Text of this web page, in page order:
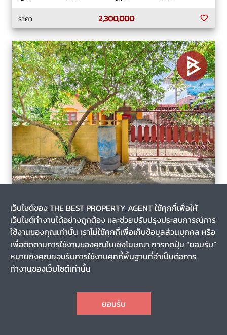
ราคา
2,300,000
รหัส T-146890
ขายบ้านเดี่ยว หมู่บ้านษมาภรณ์ เทพารักษ์ บางพลี สมุทรปราการ
0-0-70.0
-
1
3
2,590,000
เว็บไซต์ของ THE BEST PROPERTY AGENT ใช้คุกกี้เพื่อให้
เว็บไซต์ทำงานได้อย่างถูกต้อง และช่วยปรับปรุงประสบการณ์การ
ใช้งานของคุณเท่านั้น เราไม่ใช้คุกกี้เพื่อเก็บข้อมูลส่วนบุคคล หรือ
เพื่อติดตามการใช้งานของคุณในเชิงโฆษณา การกดปุ่ม “ยอมรับ”
หมายถึงคุณยอมรับการใช้งานคุกกี้พื้นฐานที่จำเป็นต่อการ
ทำงานของเว็บไซต์เท่านั้น
ยอมรับ